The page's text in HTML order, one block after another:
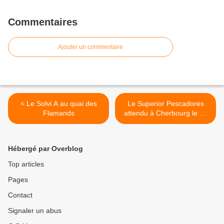
Commentaires
Ajouter un commentaire
< Le Solvi A au quai des
Flamands
Le Superior Pescadores
attendu à Cherbourg le 24
décembre >
Hébergé par Overblog
Top articles
Pages
Contact
Signaler un abus